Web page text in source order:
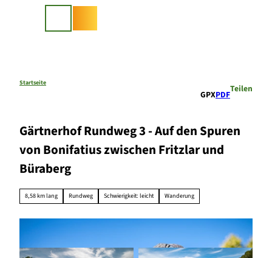
Startseite
GPXPDF
Teilen
Gärtnerhof Rundweg 3 - Auf den Spuren
von Bonifatius zwischen Fritzlar und
Büraberg
8,58 km lang Rundweg Schwierigkeit: leicht Wanderung